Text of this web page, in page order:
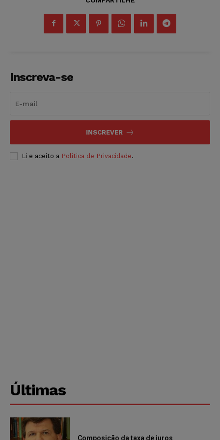
Inscreva-se
INSCREVER
Li e aceito a Política de Privacidade.
Últimas
Composição da taxa de juros